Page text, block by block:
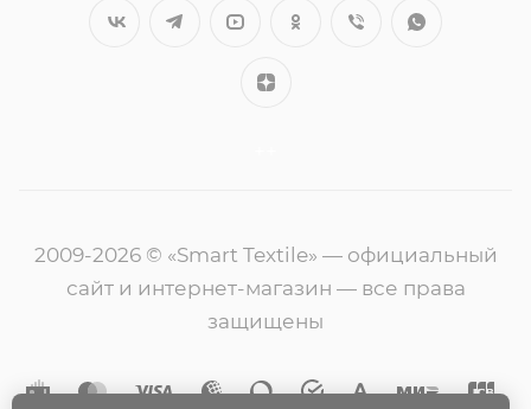
2009-2026 © «Smart Textile» — официальный
сайт и интернет-магазин — все права
защищены